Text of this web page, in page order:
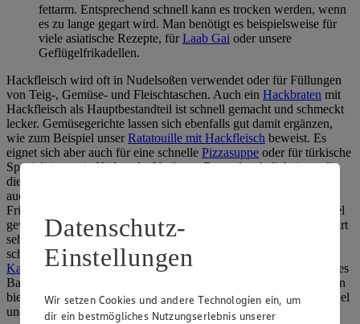
fettarm. Entsprechend schnell kann es trocken werden, wenn
es zu lange gegart wird. Man benötigt es beispielsweise für
viele asiatische Rezepte, für Laab Gai oder unsere
Geflügelfrikadellen.
Hackfleisch wird oft in Nudelsoßen verwendet oder für Füllungen
von Teig-, Gemüse- und Fleischtaschen. Auch ein Hackbraten mit
Hackfleisch als Hauptbestandteil ist schnell gemacht und schmeckt
lecker. Gemüsegerichte lassen sich ebenfalls gut damit ergänzen,
wie zum Beispiel unser Ratatouille mit Hackfleisch beweist. Es
eignet sich aber auch für eine schnelle Pizzasuppe oder für türkische
Spezialitäten wie Köfte oderYaglama. Besonders beliebt ist es für
die Herstellung von Frikadellen beziehungsweise Burgern, aber
auch Spielarten wie dem herzhaften
Frisches Hackfleisch kann auch roh verzehrt werden, zum Beispiel
gewürztes Schweinehack als das sogenannte Mett. Hackfleisch gart
sehr schnell und ist deshalb besonders praktisch, etwa für die
schnelle Küche – wie unser einfaches Rezept für
Kartoffelnbeweist. Allerdings ist es auch
, da es
Bakterien wegen seiner großen Oberfläche einen guten Nährboden
bietet. Deshalb kommt Hackfleisch immer sehr frisch in den Handel
und sollte zügig verarbeitet werden.
Datenschutz-
Einstellungen
Wir setzen Cookies und andere Technologien ein, um
dir ein bestmögliches Nutzungserlebnis unserer